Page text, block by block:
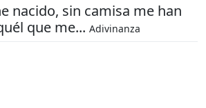
nacido, sin camisa me han
que me... Adivinanza